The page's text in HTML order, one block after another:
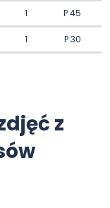
1 P 45
1 P 30
z